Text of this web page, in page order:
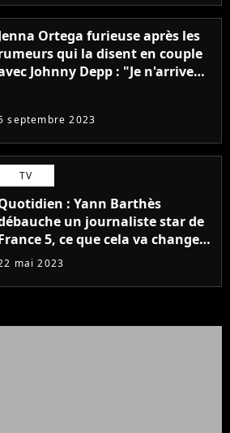
Ortega furieuse après les
qui la disent en couple
Johnny Depp : "Je n'arrive
septembre 2023
TV
: Yann Barthès
un journaliste star de
5, ce que cela va changer
la rentrée
mai 2023